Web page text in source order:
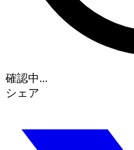
確認中...
シェア